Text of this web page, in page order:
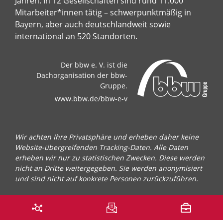
Mitarbeiter*innen tätig – schwerpunktmäßig in
Bayern, aber auch deutschlandweit sowie
international an 520 Standorten.
Der bbw e. V. ist die
Dachorganisation der bbw-
Gruppe.
www.bbw.de/bbw-e-v
Wir achten Ihre Privatsphäre und erheben daher keine
Website-übergreifenden Tracking-Daten. Alle Daten
erheben wir nur zu statistischen Zwecken. Diese werden
nicht an Dritte weitergegeben. Sie werden anonymisiert
und sind nicht auf konkrete Personen zurückzuführen.
© 2026, Bildungswerk der Bayerischen Wirtschaft e. V.